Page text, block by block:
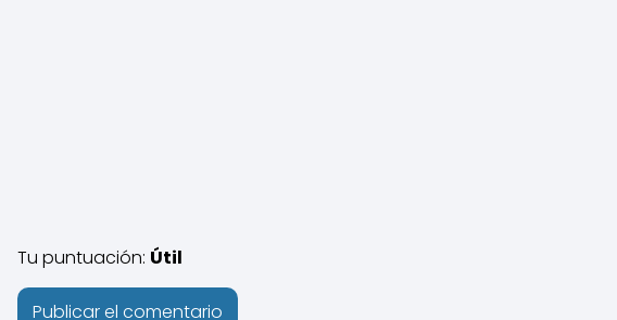
Tu puntuación: Útil